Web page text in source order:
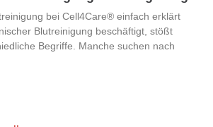
bei Cell4Care® einfach erklärt
Blutreinigung beschäftigt, stößt
Begriffe. Manche suchen nach